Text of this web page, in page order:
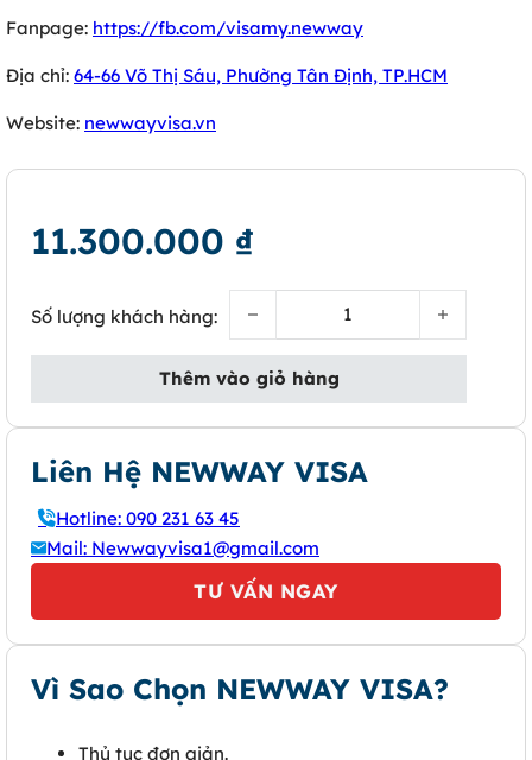
Fanpage: https://fb.com/visamy.newway
Địa chỉ: 64-66 Võ Thị Sáu, Phường Tân Định, TP.HCM
Website: newwayvisa.vn
11.300.000 ₫
Số lượng khách hàng:
Visa Anh thăm thân số lượng
Thêm vào giỏ hàng
Liên Hệ NEWWAY VISA
Hotline: 090 231 63 45
Mail: Newwayvisa1@gmail.com
TƯ VẤN NGAY
Vì Sao Chọn NEWWAY VISA?
Thủ tục đơn giản.